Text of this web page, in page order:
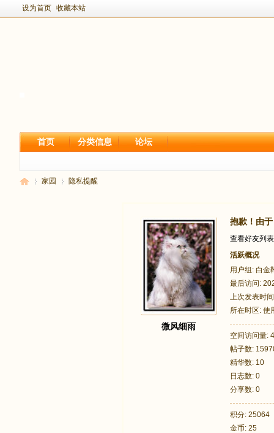
设为首页 收藏本站
首页 分类信息 论坛
家园 隐私提醒
微风细雨
抱歉！由
查看好友列表
活跃概况
用户组: 白金
最后访问:
上次发表时
所在时区: 使
空间访问量:
帖子数:
精华数: 10
日志数: 0
分享数: 0
积分: 25064
金币: 25